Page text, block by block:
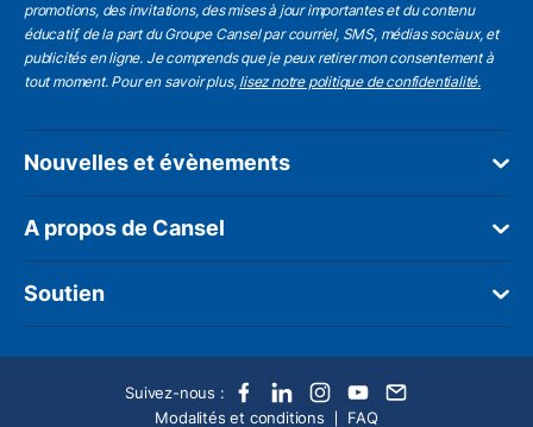
promotions, des invitations, des mises à jour importantes et du contenu
éducatif, de la part du Groupe Cansel par courriel, SMS, médias sociaux, et
publicités en ligne. Je comprends que je peux retirer mon consentement à
tout moment. Pour en savoir plus, lisez notre politique de confidentialité.
Nouvelles et évènements
A propos de Cansel
Soutien
Suivez-nous :
Modalités et conditions
FAQ